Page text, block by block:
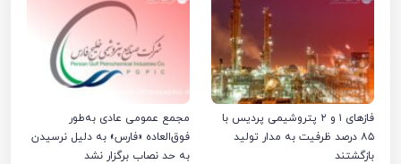
فازهای ۱ و ۲ پتروشیمی پردیس با
۸۵ درصد ظرفیت به مدار تولید
بازگشتند
مجمع عمومی عادی به‌طور
فوق‌العاده «فارس» به دلیل نرسیدن
به حد نصاب برگزار نشد